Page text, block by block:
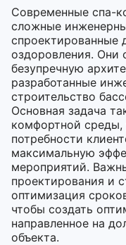
Современные спа-
сложные
спроектированные
оздоровления. Они
безупречную
разработанные
строительство
Основная задача
комфортной
потребности
максимальную
мероприятий.
проектирования и
оптимизация
чтобы создать
направленное на
объекта.